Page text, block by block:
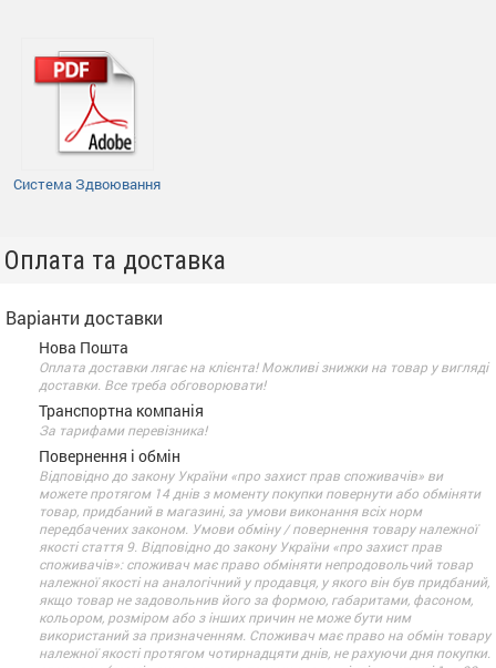
Система Здвоювання
Оплата та доставка
Варіанти доставки
Нова Пошта
Оплата доставки лягає на клієнта! Можливі знижки на товар у вигляді
доставки. Все треба обговорювати!
Транспортна компанія
За тарифами перевізника!
Повернення і обмін
Відповідно до закону України «про захист прав споживачів» ви
можете протягом 14 днів з моменту покупки повернути або обміняти
товар, придбаний в магазині, за умови виконання всіх норм
передбачених законом. Умови обміну / повернення товару належної
якості стаття 9. Відповідно до закону України «про захист прав
споживачів»: споживач має право обміняти непродовольчий товар
належної якості на аналогічний у продавця, у якого він був придбаний,
якщо товар не задовольнив його за формою, габаритами, фасоном,
кольором, розміром або з інших причин не може бути ним
використаний за призначенням. Споживач має право на обмін товару
належної якості протягом чотирнадцяти днів, не рахуючи дня покупки.